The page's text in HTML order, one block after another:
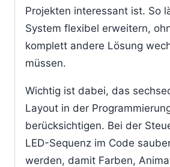
Projekten interessant ist. So
System flexibel erweitern,
komplett andere Lösung
müssen.
Wichtig ist dabei, das
Layout in der
berücksichtigen. Bei der
LED-Sequenz im Code
werden, damit Farben,